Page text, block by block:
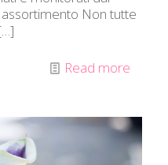
Non tutte
Read more